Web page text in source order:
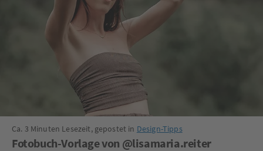
Ca. 3 Minuten Lesezeit, gepostet in Design-Tipps
Fotobuch-Vorlage von @lisamaria.reiter